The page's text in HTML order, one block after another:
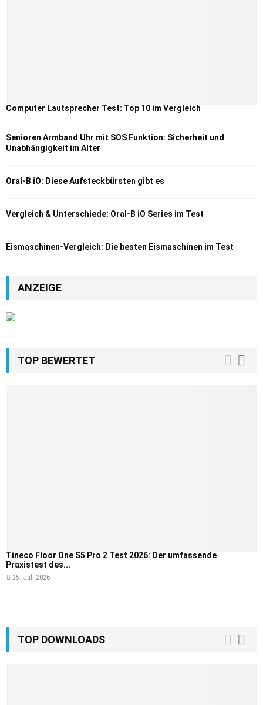
Computer Lautsprecher Test: Top 10 im Vergleich
Senioren Armband Uhr mit SOS Funktion: Sicherheit und
Unabhängigkeit im Alter
Oral-B iO: Diese Aufsteckbürsten gibt es
Vergleich & Unterschiede: Oral-B iO Series im Test
Eismaschinen-Vergleich: Die besten Eismaschinen im Test
ANZEIGE
TOP BEWERTET
Tineco Floor One S5 Pro 2 Test 2026: Der umfassende
Praxistest des...
25. Juli 2026
TOP DOWNLOADS